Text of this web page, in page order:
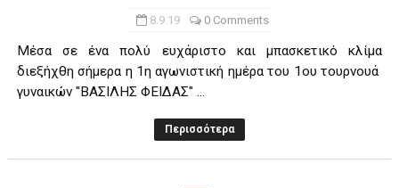
8.9.19 0 Comments
Μέσα σε ένα πολύ ευχάριστο και μπασκετικό κλίμα
διεξήχθη σήμερα η 1η αγωνιστική ημέρα του 1ου τουρνουά
γυναικών "ΒΑΣΙΛΗΣ ΦΕΙΔΑΣ" ...
Περισσότερα